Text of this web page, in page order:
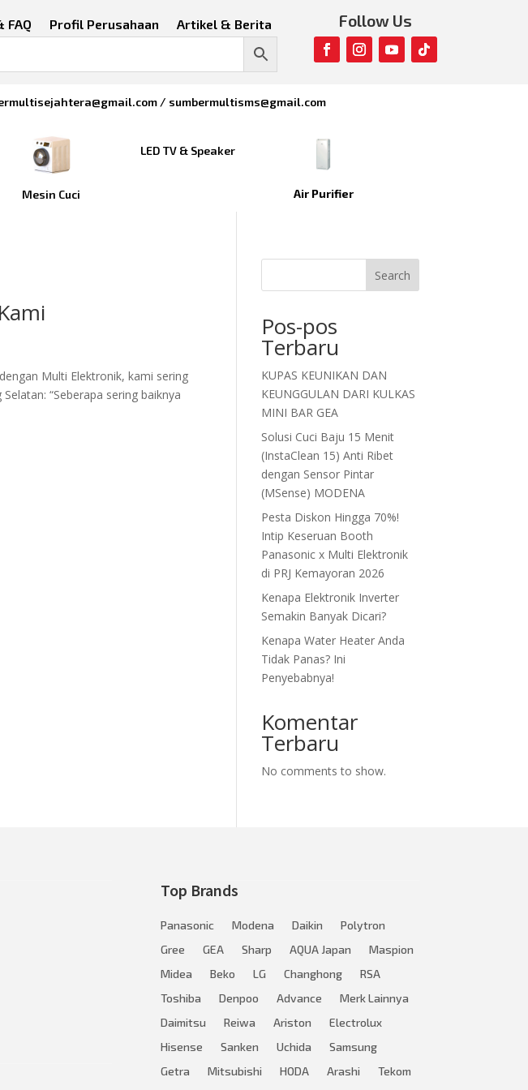
FAQ Profil Perusahaan Artikel & Berita Follow Us
/ sumbermultisms@gmail.com
Mesin Cuci
LED TV & Speaker
Air Purifier
Multi Elektronik, kami sering
“Seberapa sering baiknya
Search
Pos-pos
Terbaru
KUPAS KEUNIKAN DAN
KEUNGGULAN DARI KULKAS
MINI BAR GEA
Solusi Cuci Baju 15 Menit
(InstaClean 15) Anti Ribet
dengan Sensor Pintar
(MSense) MODENA
Pesta Diskon Hingga 70%!
Intip Keseruan Booth
Panasonic x Multi Elektronik
di PRJ Kemayoran 2026
Kenapa Elektronik Inverter
Semakin Banyak Dicari?
Kenapa Water Heater Anda
Tidak Panas? Ini
Penyebabnya!
Komentar
Terbaru
No comments to show.
Top Brands
Panasonic Modena Daikin
Polytron
Gree
GEA Sharp AQUA Japan
Maspion
Midea
Beko LG Changhong
RSA
Toshiba
Denpoo Advance
Merk Lainnya
Daimitsu
Reiwa Ariston
Electrolux
Hisense
Sanken Uchida
Samsung
Getra
Mitsubishi HODA Arashi
Tekom